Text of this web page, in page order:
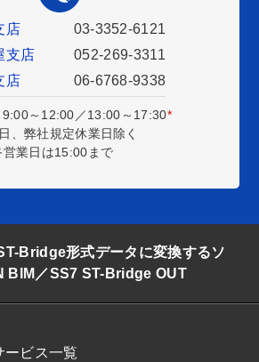
店
03-3352-6121
支店
052-269-3311
店
06-6768-9338
9:00～12:00／13:00～17:30*
、弊社規定休業日除く
営業日は15:00まで
Bridge形式データに変換するソ
BIM／SS7 ST-Bridge OUT
ービス一覧